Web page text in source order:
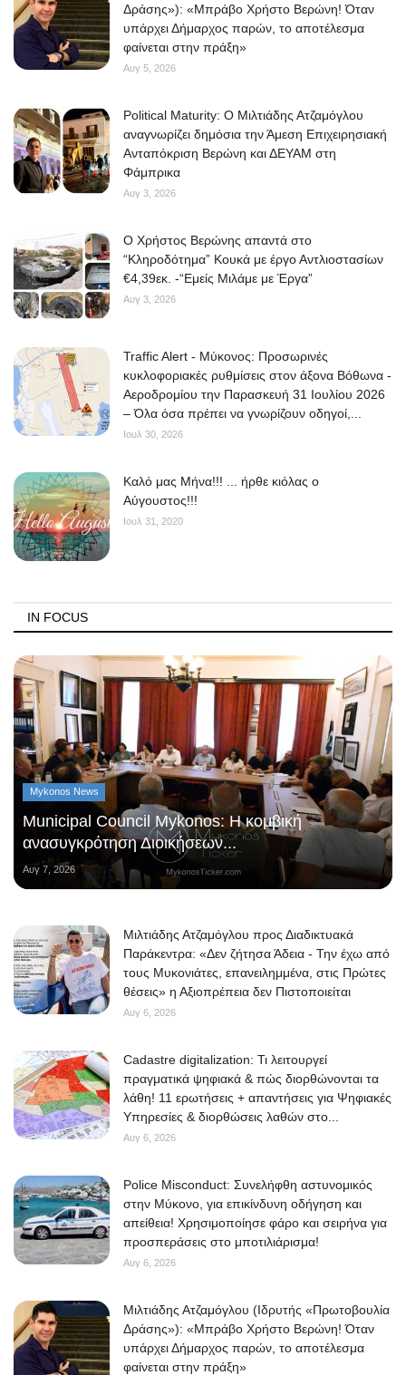
Δράσης»): «Μπράβο Χρήστο Βερώνη! Όταν
υπάρχει Δήμαρχος παρών, το αποτέλεσμα
φαίνεται στην πράξη»
Αυγ 5, 2026
Political Maturity: Ο Μιλτιάδης Ατζαμόγλου
αναγνωρίζει δημόσια την Άμεση Επιχειρησιακή
Ανταπόκριση Βερώνη και ΔΕΥΑΜ στη
Φάμπρικα
Αυγ 3, 2026
O Χρήστος Βερώνης απαντά στο
“Κληροδότημα” Κουκά με έργο Αντλιοστασίων
€4,39εκ. -“Εμείς Μιλάμε με Έργα”
Αυγ 3, 2026
Traffic Alert - Μύκονος: Προσωρινές
κυκλοφοριακές ρυθμίσεις στον άξονα Βόθωνα -
Αεροδρομίου την Παρασκευή 31 Ιουλίου 2026
– Όλα όσα πρέπει να γνωρίζουν οδηγοί,...
Ιουλ 30, 2026
Kαλό μας Μήνα!!! ... ήρθε κιόλας ο
Αύγουστος!!!
Ιουλ 31, 2020
IN FOCUS
Mykonos News
Municipal Council Mykonos: Η κομβική
ανασυγκρότηση Διοικήσεων...
Αυγ 7, 2026
Μιλτιάδης Ατζαμόγλου προς Διαδικτυακά
Παράκεντρα: «Δεν ζήτησα Άδεια - Την έχω από
τους Μυκονιάτες, επανειλημμένα, στις Πρώτες
θέσεις» η Αξιοπρέπεια δεν Πιστοποιείται
Αυγ 6, 2026
Cadastre digitalization: Τι λειτουργεί
πραγματικά ψηφιακά & πώς διορθώνονται τα
λάθη! 11 ερωτήσεις + απαντήσεις για Ψηφιακές
Υπηρεσίες & διορθώσεις λαθών στο...
Αυγ 6, 2026
Police Misconduct: Συνελήφθη αστυνομικός
στην Μύκονο, για επικίνδυνη οδήγηση και
απείθεια! Χρησιμοποίησε φάρο και σειρήνα για
προσπεράσεις στο μποτιλιάρισμα!
Αυγ 6, 2026
Μιλτιάδης Ατζαμόγλου (Ιδρυτής «Πρωτοβουλία
Δράσης»): «Μπράβο Χρήστο Βερώνη! Όταν
υπάρχει Δήμαρχος παρών, το αποτέλεσμα
φαίνεται στην πράξη»